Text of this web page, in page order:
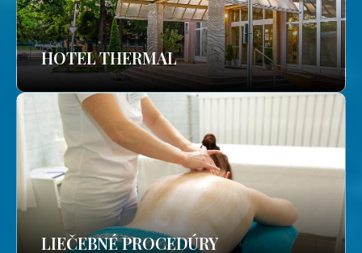
HOTEL THERMAL
LIEČEBNÉ PROCEDÚRY